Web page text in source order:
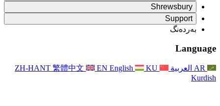
Rapora
Rapora
Rapora
خێزان
ZH-HANT 繁體中文 EN